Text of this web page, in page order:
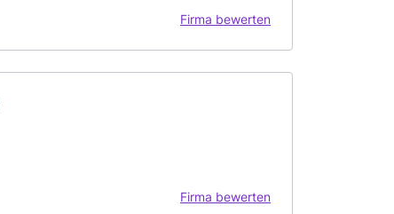
Firma bewerten
Firma bewerten